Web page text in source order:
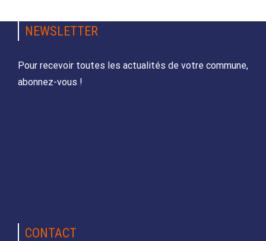
NEWSLETTER
Pour recevoir toutes les actualités de votre commune,
abonnez-vous !
CONTACT